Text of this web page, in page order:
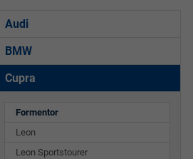
Audi
BMW
Cupra
Formentor
Leon
Leon Sportstourer